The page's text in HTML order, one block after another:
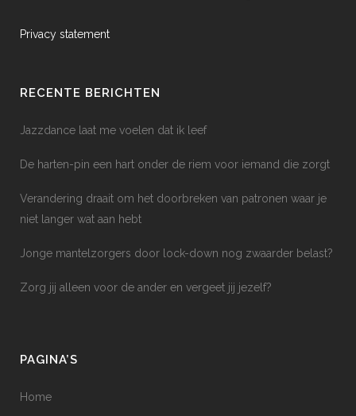
Privacy statement
RECENTE BERICHTEN
Jazzdance laat me voelen dat ik leef
De harten-pin een hart onder de riem voor iemand die zorgt
Verandering draait om het doorbreken van patronen waar je
niet langer wat aan hebt
Jonge mantelzorgers door lock-down nog zwaarder belast?
Zorg jij alleen voor de ander en vergeet jij jezelf?
PAGINA’S
Home